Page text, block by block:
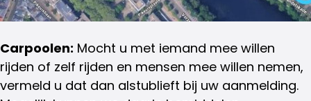
Carpoolen: Mocht u met iemand mee willen
rijden of zelf rijden en mensen mee willen nemen,
vermeld u dat dan alstublieft bij uw aanmelding.